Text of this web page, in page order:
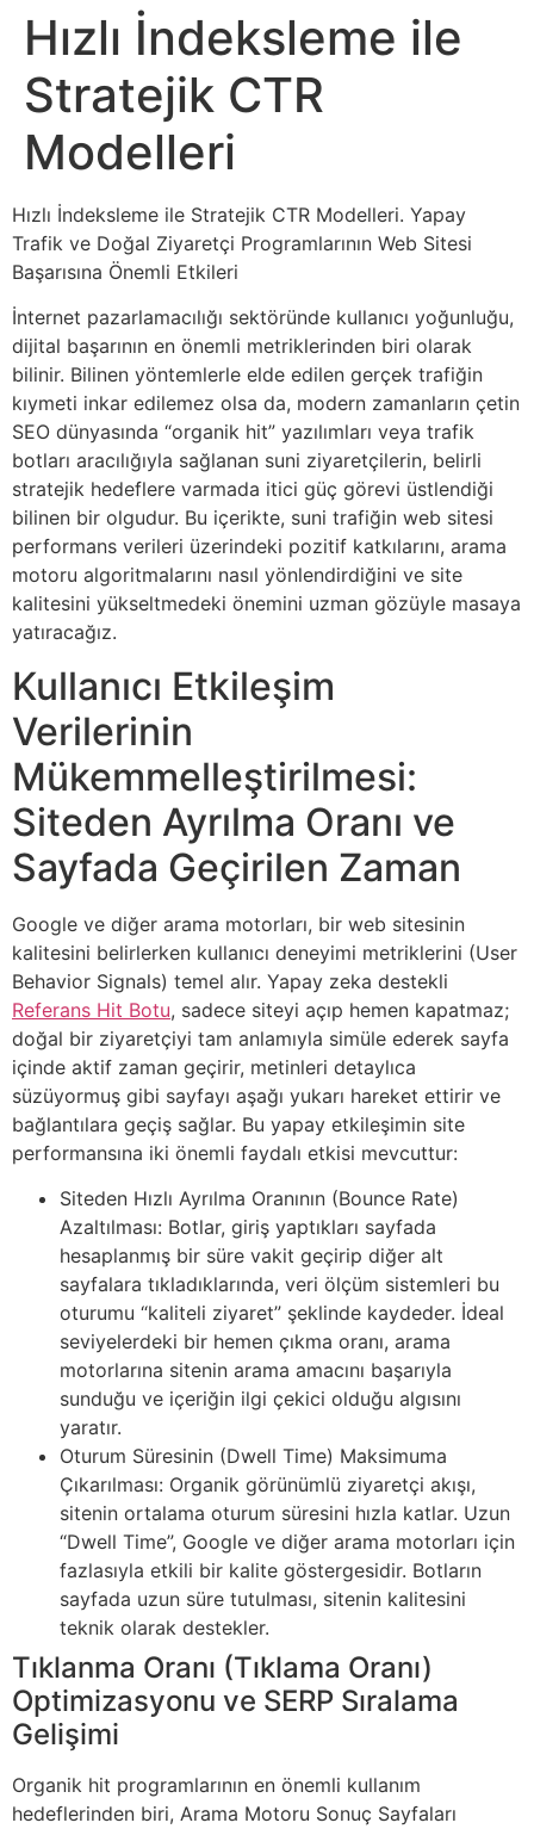
Hızlı İndeksleme ile
Stratejik CTR
Modelleri
Hızlı İndeksleme ile Stratejik CTR Modelleri. Yapay
Trafik ve Doğal Ziyaretçi Programlarının Web Sitesi
Başarısına Önemli Etkileri
İnternet pazarlamacılığı sektöründe kullanıcı yoğunluğu,
dijital başarının en önemli metriklerinden biri olarak
bilinir. Bilinen yöntemlerle elde edilen gerçek trafiğin
kıymeti inkar edilemez olsa da, modern zamanların çetin
SEO dünyasında “organik hit” yazılımları veya trafik
botları aracılığıyla sağlanan suni ziyaretçilerin, belirli
stratejik hedeflere varmada itici güç görevi üstlendiği
bilinen bir olgudur. Bu içerikte, suni trafiğin web sitesi
performans verileri üzerindeki pozitif katkılarını, arama
motoru algoritmalarını nasıl yönlendirdiğini ve site
kalitesini yükseltmedeki önemini uzman gözüyle masaya
yatıracağız.
Kullanıcı Etkileşim
Verilerinin
Mükemmelleştirilmesi:
Siteden Ayrılma Oranı ve
Sayfada Geçirilen Zaman
Google ve diğer arama motorları, bir web sitesinin
kalitesini belirlerken kullanıcı deneyimi metriklerini (User
Behavior Signals) temel alır. Yapay zeka destekli
Referans Hit Botu, sadece siteyi açıp hemen kapatmaz;
doğal bir ziyaretçiyi tam anlamıyla simüle ederek sayfa
içinde aktif zaman geçirir, metinleri detaylıca
süzüyormuş gibi sayfayı aşağı yukarı hareket ettirir ve
bağlantılara geçiş sağlar. Bu yapay etkileşimin site
performansına iki önemli faydalı etkisi mevcuttur:
Siteden Hızlı Ayrılma Oranının (Bounce Rate)
Azaltılması: Botlar, giriş yaptıkları sayfada
hesaplanmış bir süre vakit geçirip diğer alt
sayfalara tıkladıklarında, veri ölçüm sistemleri bu
oturumu “kaliteli ziyaret” şeklinde kaydeder. İdeal
seviyelerdeki bir hemen çıkma oranı, arama
motorlarına sitenin arama amacını başarıyla
sunduğu ve içeriğin ilgi çekici olduğu algısını
yaratır.
Oturum Süresinin (Dwell Time) Maksimuma
Çıkarılması: Organik görünümlü ziyaretçi akışı,
sitenin ortalama oturum süresini hızla katlar. Uzun
“Dwell Time”, Google ve diğer arama motorları için
fazlasıyla etkili bir kalite göstergesidir. Botların
sayfada uzun süre tutulması, sitenin kalitesini
teknik olarak destekler.
Tıklanma Oranı (Tıklama Oranı)
Optimizasyonu ve SERP Sıralama
Gelişimi
Organik hit programlarının en önemli kullanım
hedeflerinden biri, Arama Motoru Sonuç Sayfaları